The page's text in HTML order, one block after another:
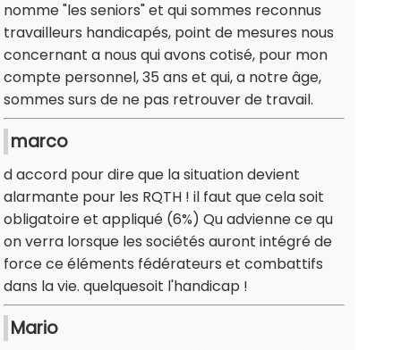
nomme "les seniors" et qui sommes reconnus
travailleurs handicapés, point de mesures nous
concernant a nous qui avons cotisé, pour mon
compte personnel, 35 ans et qui, a notre âge,
sommes surs de ne pas retrouver de travail.
marco
d accord pour dire que la situation devient
alarmante pour les RQTH ! il faut que cela soit
obligatoire et appliqué (6%) Qu advienne ce qu
on verra lorsque les sociétés auront intégré de
force ce éléments fédérateurs et combattifs
dans la vie. quelquesoit l'handicap !
Mario